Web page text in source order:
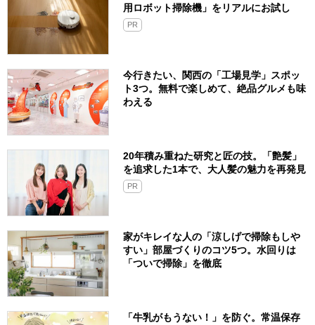
用ロボット掃除機」をリアルにお試し
PR
今行きたい、関西の「工場見学」スポッ
ト3つ。無料で楽しめて、絶品グルメも味
わえる
20年積み重ねた研究と匠の技。「艶髪」
を追求した1本で、大人髪の魅力を再発見
PR
家がキレイな人の「涼しげで掃除もしや
すい」部屋づくりのコツ5つ。水回りは
「ついで掃除」を徹底
「牛乳がもうない！」を防ぐ。常温保存